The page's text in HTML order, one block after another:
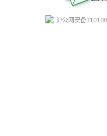
沪公网安备